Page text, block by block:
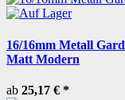
16/16mm Metall
Matt Modern
ab 25,17 € *